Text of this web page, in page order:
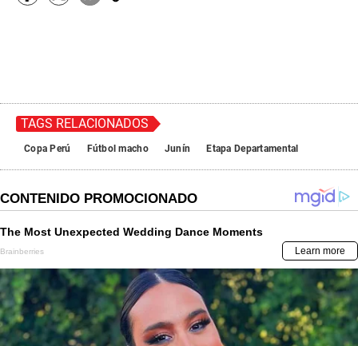
TAGS RELACIONADOS
Copa Perú Fútbol macho Junín Etapa Departamental